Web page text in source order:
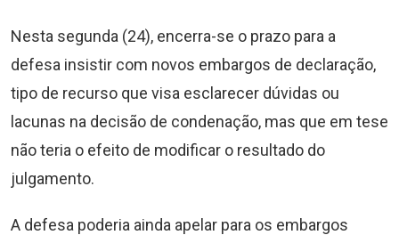
Nesta segunda (24), encerra-se o prazo para a
defesa insistir com novos embargos de declaração,
tipo de recurso que visa esclarecer dúvidas ou
lacunas na decisão de condenação, mas que em tese
não teria o efeito de modificar o resultado do
julgamento.
A defesa poderia ainda apelar para os embargos